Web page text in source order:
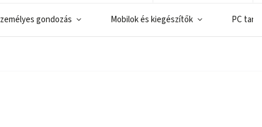
gondozás Mobilok és kiegészítők PC